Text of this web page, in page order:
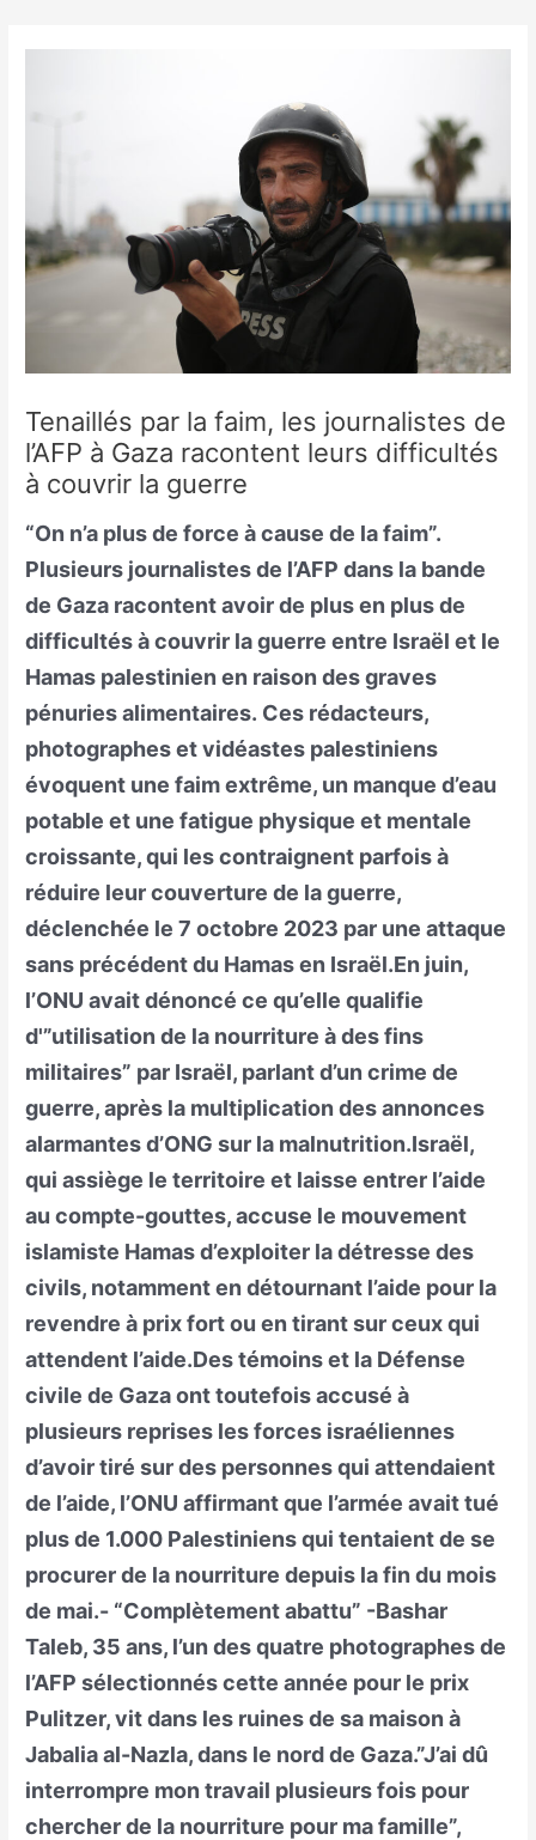
Tenaillés par la faim, les journalistes de
l’AFP à Gaza racontent leurs difficultés
à couvrir la guerre
“On n’a plus de force à cause de la faim”.
Plusieurs journalistes de l’AFP dans la bande
de Gaza racontent avoir de plus en plus de
difficultés à couvrir la guerre entre Israël et le
Hamas palestinien en raison des graves
pénuries alimentaires. Ces rédacteurs,
photographes et vidéastes palestiniens
évoquent une faim extrême, un manque d’eau
potable et une fatigue physique et mentale
croissante, qui les contraignent parfois à
réduire leur couverture de la guerre,
déclenchée le 7 octobre 2023 par une attaque
sans précédent du Hamas en Israël.En juin,
l’ONU avait dénoncé ce qu’elle qualifie
d'”utilisation de la nourriture à des fins
militaires” par Israël, parlant d’un crime de
guerre, après la multiplication des annonces
alarmantes d’ONG sur la malnutrition.Israël,
qui assiège le territoire et laisse entrer l’aide
au compte-gouttes, accuse le mouvement
islamiste Hamas d’exploiter la détresse des
civils, notamment en détournant l’aide pour la
revendre à prix fort ou en tirant sur ceux qui
attendent l’aide.Des témoins et la Défense
civile de Gaza ont toutefois accusé à
plusieurs reprises les forces israéliennes
d’avoir tiré sur des personnes qui attendaient
de l’aide, l’ONU affirmant que l’armée avait tué
plus de 1.000 Palestiniens qui tentaient de se
procurer de la nourriture depuis la fin du mois
de mai.- “Complètement abattu” -Bashar
Taleb, 35 ans, l’un des quatre photographes de
l’AFP sélectionnés cette année pour le prix
Pulitzer, vit dans les ruines de sa maison à
Jabalia al-Nazla, dans le nord de Gaza.”J’ai dû
interrompre mon travail plusieurs fois pour
chercher de la nourriture pour ma famille”,